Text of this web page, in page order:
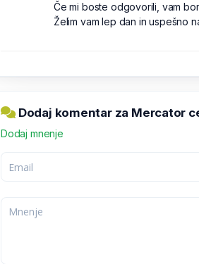
Če mi boste odgovorili, vam
Želim vam lep dan in uspešno
Dodaj komentar za Mercator
Dodaj mnenje